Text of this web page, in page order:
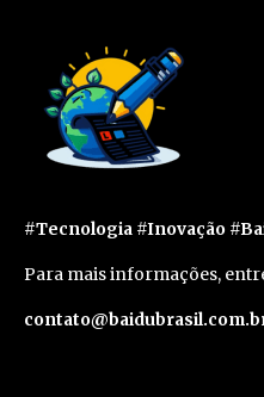
#Tecnologia #Inovação
Para mais informações,